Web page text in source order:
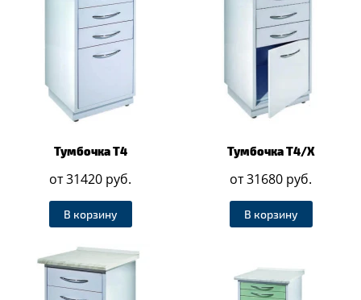
Тумбочка Т4
от 31420 руб.
В корзину
Тумбочка Т4/Х
от 31680 руб.
В корзину